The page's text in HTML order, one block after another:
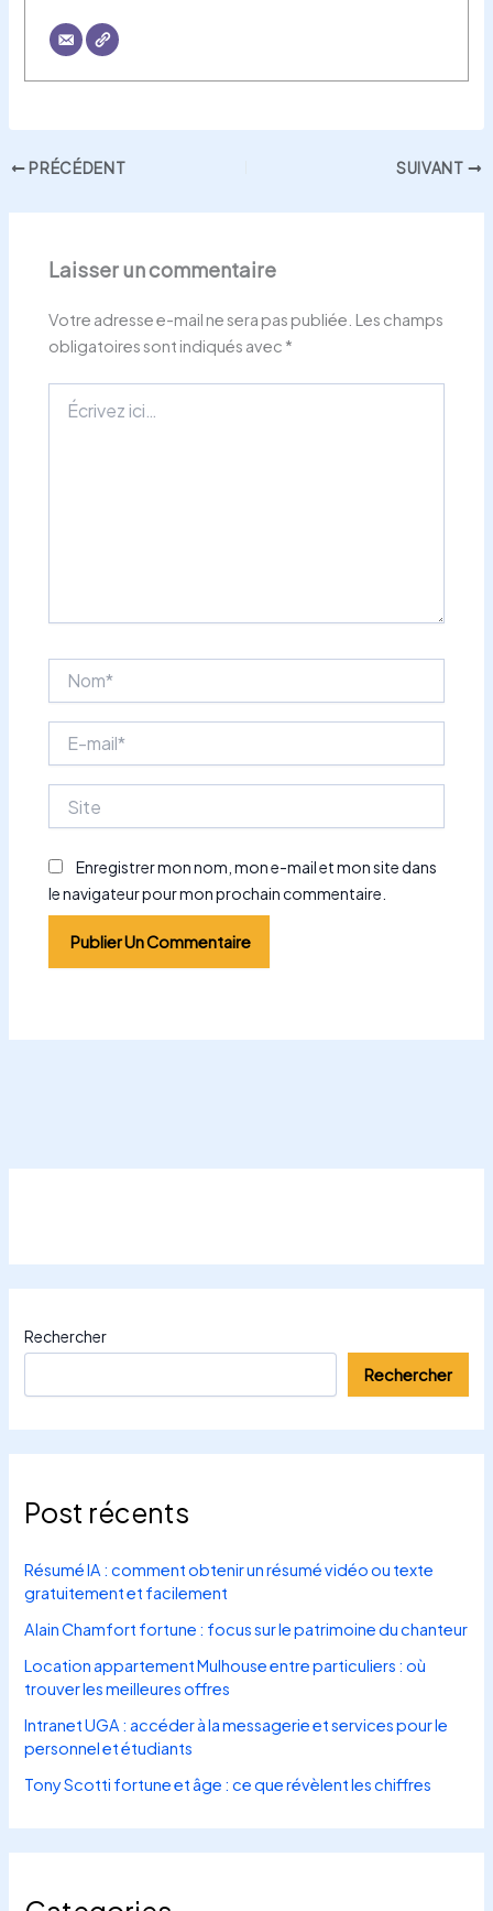
PRÉCÉDENT SUIVANT
Laisser un commentaire
Votre adresse e-mail ne sera pas publiée. Les champs
obligatoires sont indiqués avec *
ici…
mail*
Enregistrer mon nom, mon e-mail et mon site dans
le navigateur pour mon prochain commentaire.
Rechercher
Rechercher
Post récents
Résumé IA : comment obtenir un résumé vidéo ou texte
gratuitement et facilement
Alain Chamfort fortune : focus sur le patrimoine du chanteur
Location appartement Mulhouse entre particuliers : où
trouver les meilleures offres
Intranet UGA : accéder à la messagerie et services pour le
personnel et étudiants
Tony Scotti fortune et âge : ce que révèlent les chiffres